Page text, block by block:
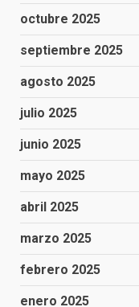
octubre 2025
septiembre 2025
agosto 2025
julio 2025
junio 2025
mayo 2025
abril 2025
marzo 2025
febrero 2025
enero 2025